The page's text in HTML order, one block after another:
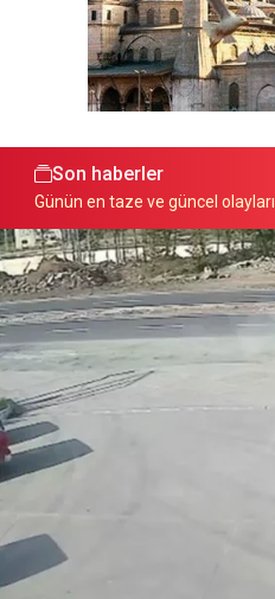
Son haberler
Günün en taze ve güncel olayları